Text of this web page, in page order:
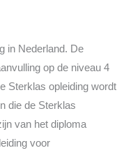
in Nederland. De
op de niveau 4
Sterklas opleiding wordt
die de Sterklas
van het diploma
voor